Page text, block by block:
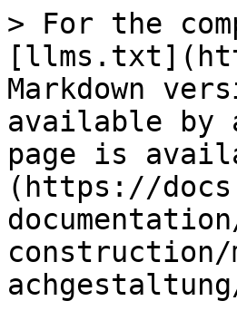
> For the
Markdown
available by
page is
(https://
construction/